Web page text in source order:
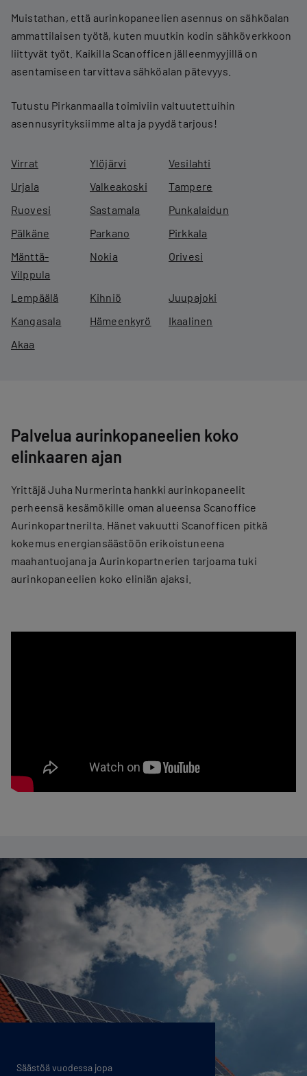
Muistathan, että aurinkopaneelien asennus on sähköalan
ammattilaisen työtä, kuten muutkin kodin sähköverkkoon
liittyvät työt. Kaikilla Scanofficen jälleenmyyjillä on
asentamiseen tarvittava sähköalan pätevyys.
Tutustu Pirkanmaalla toimiviin valtuutettuihin
asennusyrityksiimme alta ja pyydä tarjous!
Virrat Ylöjärvi
Vesilahti
Urjala
Valkeakoski
Tampere
Ruovesi
Sastamala
Punkalaidun
Pälkäne
Parkano
Pirkkala
Mänttä-
Vilppula
Nokia Orivesi
Lempäälä Kihniö
Juupajoki
Kangasala
Hämeenkyrö
Ikaalinen
Akaa
Palvelua aurinkopaneelien koko
elinkaaren ajan
Yrittäjä Juha Nurmerinta hankki aurinkopaneelit
perheensä kesämökille oman alueensa Scanoffice
Aurinkopartnerilta. Hänet vakuutti Scanofficen pitkä
kokemus energiansäästöön erikoistuneena
maahantuojana ja Aurinkopartnerien tarjoama tuki
aurinkopaneelien koko eliniän ajaksi.
Säästöä vuodessa jopa